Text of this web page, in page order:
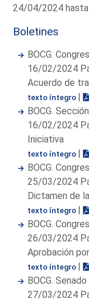
24/04/2024
Boletines
BOCG.
16/02/2024
Acuerdo de
texto íntegro |
BOCG.
16/02/2024
Iniciativa
texto íntegro |
BOCG.
25/03/2024
Dictamen de
texto íntegro |
BOCG.
26/03/2024
Aprobación
texto íntegro |
BOCG.
27/03/2024